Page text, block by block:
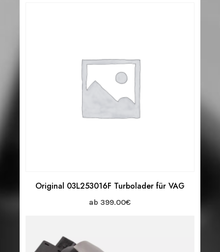
Original 03L253016F Turbolader für VAG
ab 399.00€